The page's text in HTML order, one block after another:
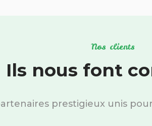
Nos clients
Ils nous font
prestigieux unis